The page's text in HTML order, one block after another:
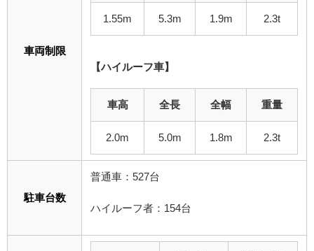
車両制限
1.55m 5.3m 1.9m 2.3t
【ハイルーフ車】
車高 全長 全幅 重量
2.0m 5.0m 1.8m 2.3t
駐車台数
普通車：527台
ハイルーフ者：154台